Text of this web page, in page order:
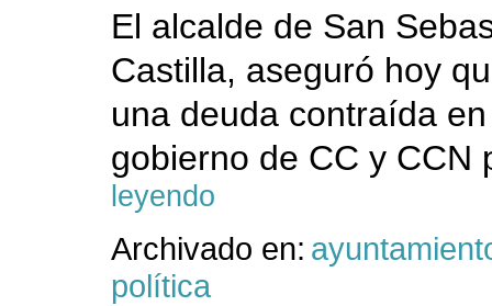
El alcalde de San
Castilla, aseguró hoy
una deuda contraída
gobierno de CC y
leyendo
Archivado en:
política